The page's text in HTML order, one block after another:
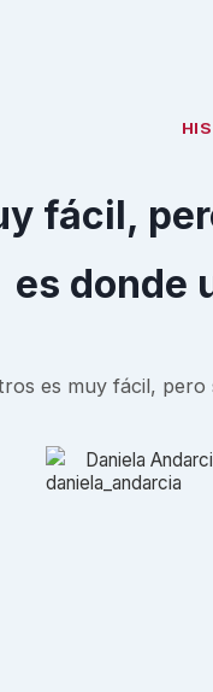
fácil,
es donde
es muy fácil,
Daniela